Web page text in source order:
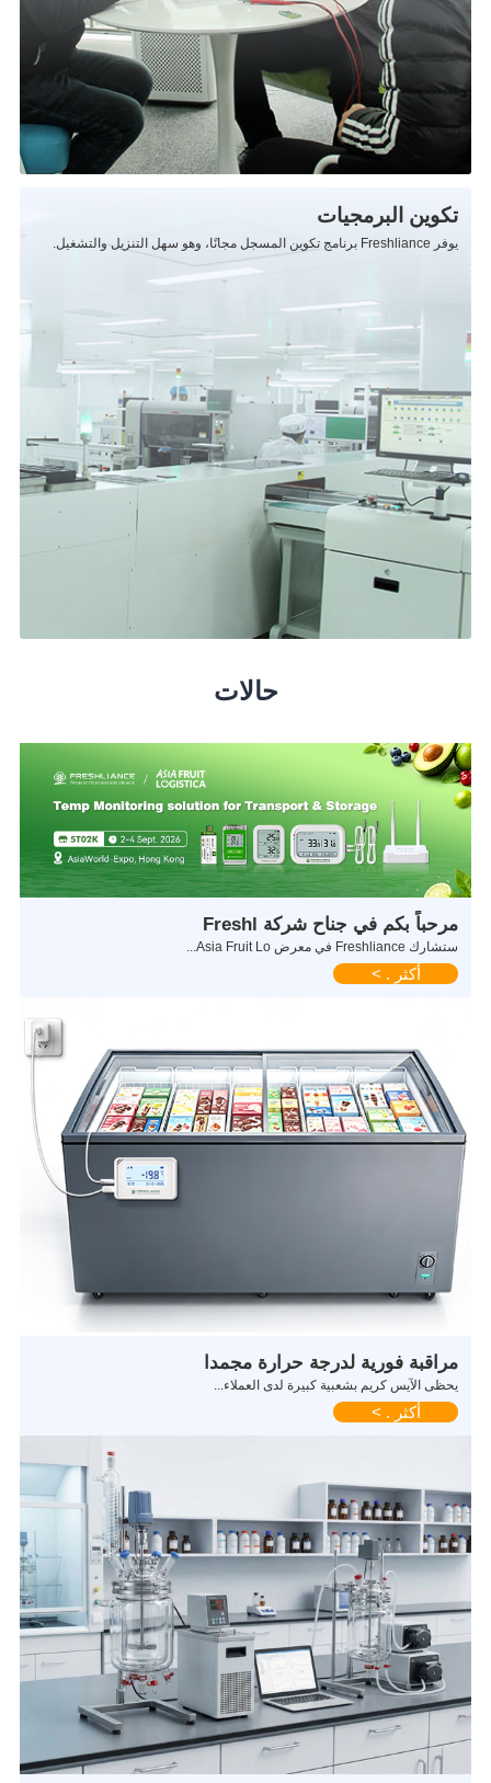
تكوين البرمجيات
يوفر Freshliance برنامج تكوين المسجل مجانًا، وهو سهل التنزيل والتشغيل.
حالات
مرحباً بكم في جناح شركة Freshl
ستشارك Freshliance في معرض Asia Fruit Lo...
أكثر . >
مراقبة فورية لدرجة حرارة مجمدا
يحظى الآيس كريم بشعبية كبيرة لدى العملاء...
أكثر . >